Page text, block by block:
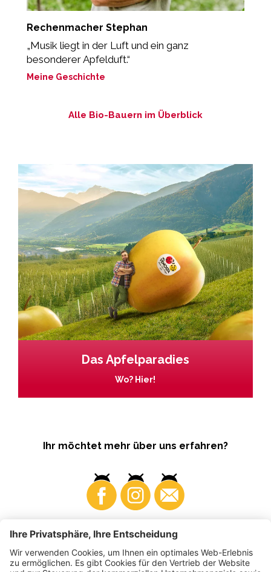
Rechenmacher Stephan
„Musik liegt in der Luft und ein ganz
besonderer Apfelduft.“
Meine Geschichte
Alle Bio-Bauern im Überblick
Das Apfelparadies
Wo? Hier!
Ihr möchtet mehr über uns erfahren?
Business Produzenten